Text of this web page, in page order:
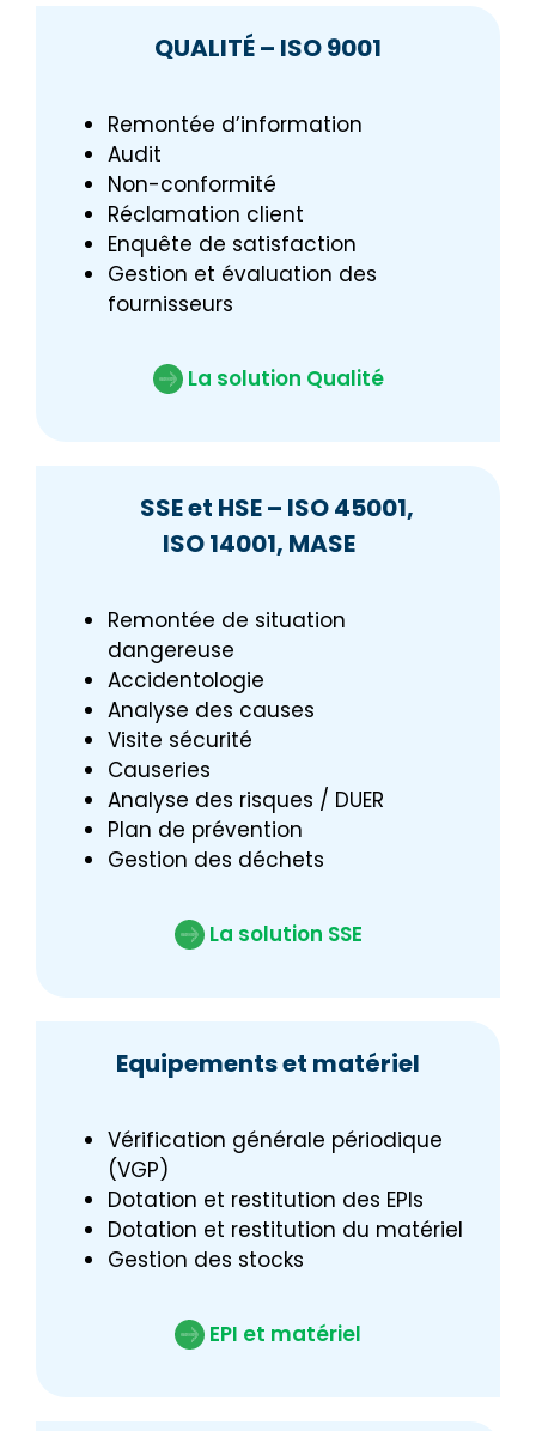
QUALITÉ – ISO 9001
Remontée d’information
Audit
Non-conformité
Réclamation client
Enquête de satisfaction
Gestion et évaluation des
fournisseurs
La solution Qualité
SSE et HSE – ISO 45001,
ISO 14001, MASE
Remontée de situation
dangereuse
Accidentologie
Analyse des causes
Visite sécurité
Causeries
Analyse des risques / DUER
Plan de prévention
Gestion des déchets
La solution SSE
Equipements et matériel
Vérification générale périodique
(VGP)
Dotation et restitution des EPIs
Dotation et restitution du matériel
Gestion des stocks
EPI et matériel